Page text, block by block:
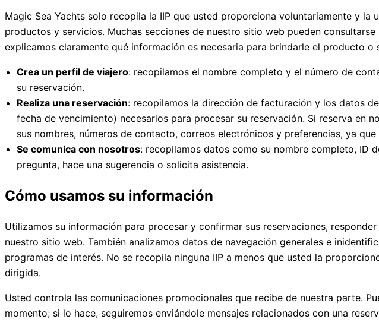
Magic Sea Yachts solo recopila la IIP que usted proporciona voluntariamente y
productos y servicios. Muchas secciones de nuestro sitio web pueden
explicamos claramente qué información es necesaria para brindarle el producto
Crea un perfil de viajero: recopilamos el nombre completo y el número de
su reservación.
Realiza una reservación: recopilamos la dirección de facturación y los datos
fecha de vencimiento) necesarios para procesar su reservación. Si reserva en
sus nombres, números de contacto, correos electrónicos y preferencias, ya
Se comunica con nosotros: recopilamos datos como su nombre completo, ID
pregunta, hace una sugerencia o solicita asistencia.
Cómo usamos su información
Utilizamos su información para procesar y confirmar sus reservaciones,
nuestro sitio web. También analizamos datos de navegación generales e
programas de interés. No se recopila ninguna IIP a menos que usted la
dirigida.
Usted controla las comunicaciones promocionales que recibe de nuestra parte.
momento; si lo hace, seguiremos enviándole mensajes relacionados con una